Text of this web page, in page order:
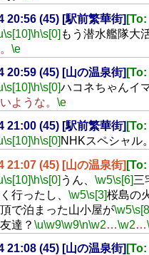
20:56 (45) [駅前繁華街]
\s[10]\h\s[0] もう潜水艦隊大
\e
20:59 (45) [山の温泉街]
\s[10]\h\s[0]ハコネちゃんイ
ような。 \e
21:00 (45) [駅前繁華街]
\s[10] \h\s[0] NHKスペシャル。
21:07 (45) [山の温泉街]
\s[10]\h\s[0] うん、 \w5\s[6]三
行ったし、 \w5\s[3]桜島の
で泊まった山小屋が\w5
達？ \u\w9\w9\n\w2…\w2…
21:08 (45) [山の温泉街]